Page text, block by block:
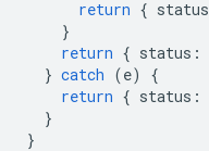
return { status
}
return { status :
} catch (e)
{
return { status :
}
}